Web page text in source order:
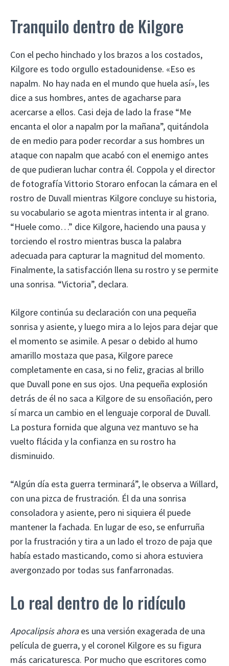
Tranquilo dentro de Kilgore
Con el pecho hinchado y los brazos a los costados,
Kilgore es todo orgullo estadounidense. «Eso es
napalm. No hay nada en el mundo que huela así», les
dice a sus hombres, antes de agacharse para
acercarse a ellos. Casi deja de lado la frase “Me
encanta el olor a napalm por la mañana”, quitándola
de en medio para poder recordar a sus hombres un
ataque con napalm que acabó con el enemigo antes
de que pudieran luchar contra él. Coppola y el director
de fotografía Vittorio Storaro enfocan la cámara en el
rostro de Duvall mientras Kilgore concluye su historia,
su vocabulario se agota mientras intenta ir al grano.
“Huele como…” dice Kilgore, haciendo una pausa y
torciendo el rostro mientras busca la palabra
adecuada para capturar la magnitud del momento.
Finalmente, la satisfacción llena su rostro y se permite
una sonrisa. “Victoria”, declara.
Kilgore continúa su declaración con una pequeña
sonrisa y asiente, y luego mira a lo lejos para dejar que
el momento se asimile. A pesar o debido al humo
amarillo mostaza que pasa, Kilgore parece
completamente en casa, si no feliz, gracias al brillo
que Duvall pone en sus ojos. Una pequeña explosión
detrás de él no saca a Kilgore de su ensoñación, pero
sí marca un cambio en el lenguaje corporal de Duvall.
La postura fornida que alguna vez mantuvo se ha
vuelto flácida y la confianza en su rostro ha
disminuido.
“Algún día esta guerra terminará”, le observa a Willard,
con una pizca de frustración. Él da una sonrisa
consoladora y asiente, pero ni siquiera él puede
mantener la fachada. En lugar de eso, se enfurruña
por la frustración y tira a un lado el trozo de paja que
había estado masticando, como si ahora estuviera
avergonzado por todas sus fanfarronadas.
Lo real dentro de lo ridículo
Apocalipsis ahoraes una versión exagerada de una
película de guerra, y el coronel Kilgore es su figura
más caricaturesca. Por mucho que escritores como